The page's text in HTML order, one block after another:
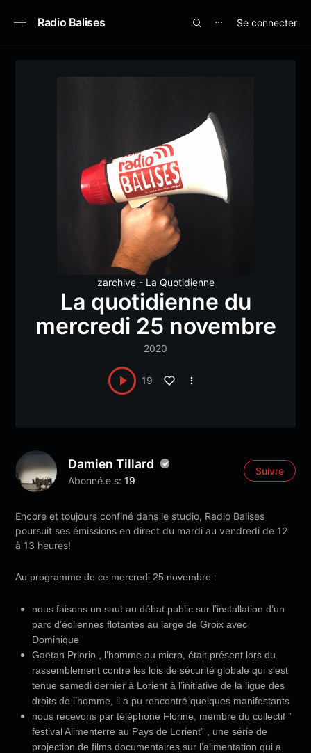
Radio Balises ⋯ Se connecter
zarchive - La Quotidienne
La quotidienne du
mercredi 25 novembre
2020
19
Damien Tillard
Abonné.e.s: 19
Suivre
Encore et toujours confiné dans le studio, Radio Balises
poursuit ses émissions en direct du mardi au vendredi de 12
à 13 heures!
Au programme de ce mercredi 25 novembre :
nous faisons un saut au débat public sur l’installation d’un
parc d’éoliennes flotantes au large de Groix avec
Dominique
Gaëtan Priorio , l’homme au micro, était présent lors du
rassemblement contre les lois de sécurité globale qui s’est
tenue samedi dernier à Lorient à l’initiative de la ligue des
droits de l’homme, il a pu rencontré quelques manifestants
nous recevons par téléphone Florine, membre du collectif ”
festival Alimenterre au Pays de Lorient” , une série de
projection de films documentaires sur l’alimentation qui a